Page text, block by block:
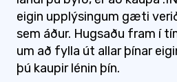
eigin upplýsingum gæti
sem áður. Hugsaðu fram í
um að fylla út allar þínar
þú kaupir lénin þín.